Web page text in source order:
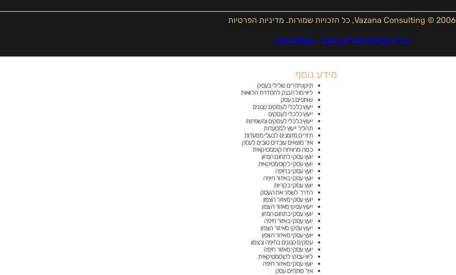
2006 © Vazana Consulting, כל הזכויות שמורות. מדיניות הפרטיות
בנייה וקידום אתרים בגוגל – קבוצת וזנה
מידע נוסף
תיקון תזרים שלילי בעסק
ליווי מול הבנק להסדרת הלוואות
שותפים בעסק
ייעוץ כלכלי לעסקים קטנים
ייעוץ כלכלי לעסקים
ייעוץ כלכלי לעסקים ומשפחות
תהליך ייעוץ למסעדות
תזרים מזומנים לבעלי מסעדות
איך מוצאים עובדים טובים לעסק
כמה מרוויחה קוסמטיקאית
יועץ עסקי לתחום המזון
יועץ עסקי לקוסמטיקאית
יועץ עסקי בחיפה
יועץ עסקי באיזור חיפה
יועץ עסקי בקריות
הדרך לשמר את העסק
יועץ עסקי מאזור הצפון
ייעוץ עסקי מאזור הצפון
יועץ עסקי בתחום המזון
יועץ עסקי באזור חיפה
ייעוץ עסקי מאיזור הצפון
יועץ עסקי מאיזור הצפון
עסקים קטנים בחיפה ובצפון
יועץ עסקי מאזור חיפה
ליווי עסקי לקוסמטיקאית
יועץ עסקי מאיזור חיפה
איך פותחים עסק